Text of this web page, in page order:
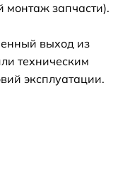
монтаж запчасти).
выход из
техническим
эксплуатации.